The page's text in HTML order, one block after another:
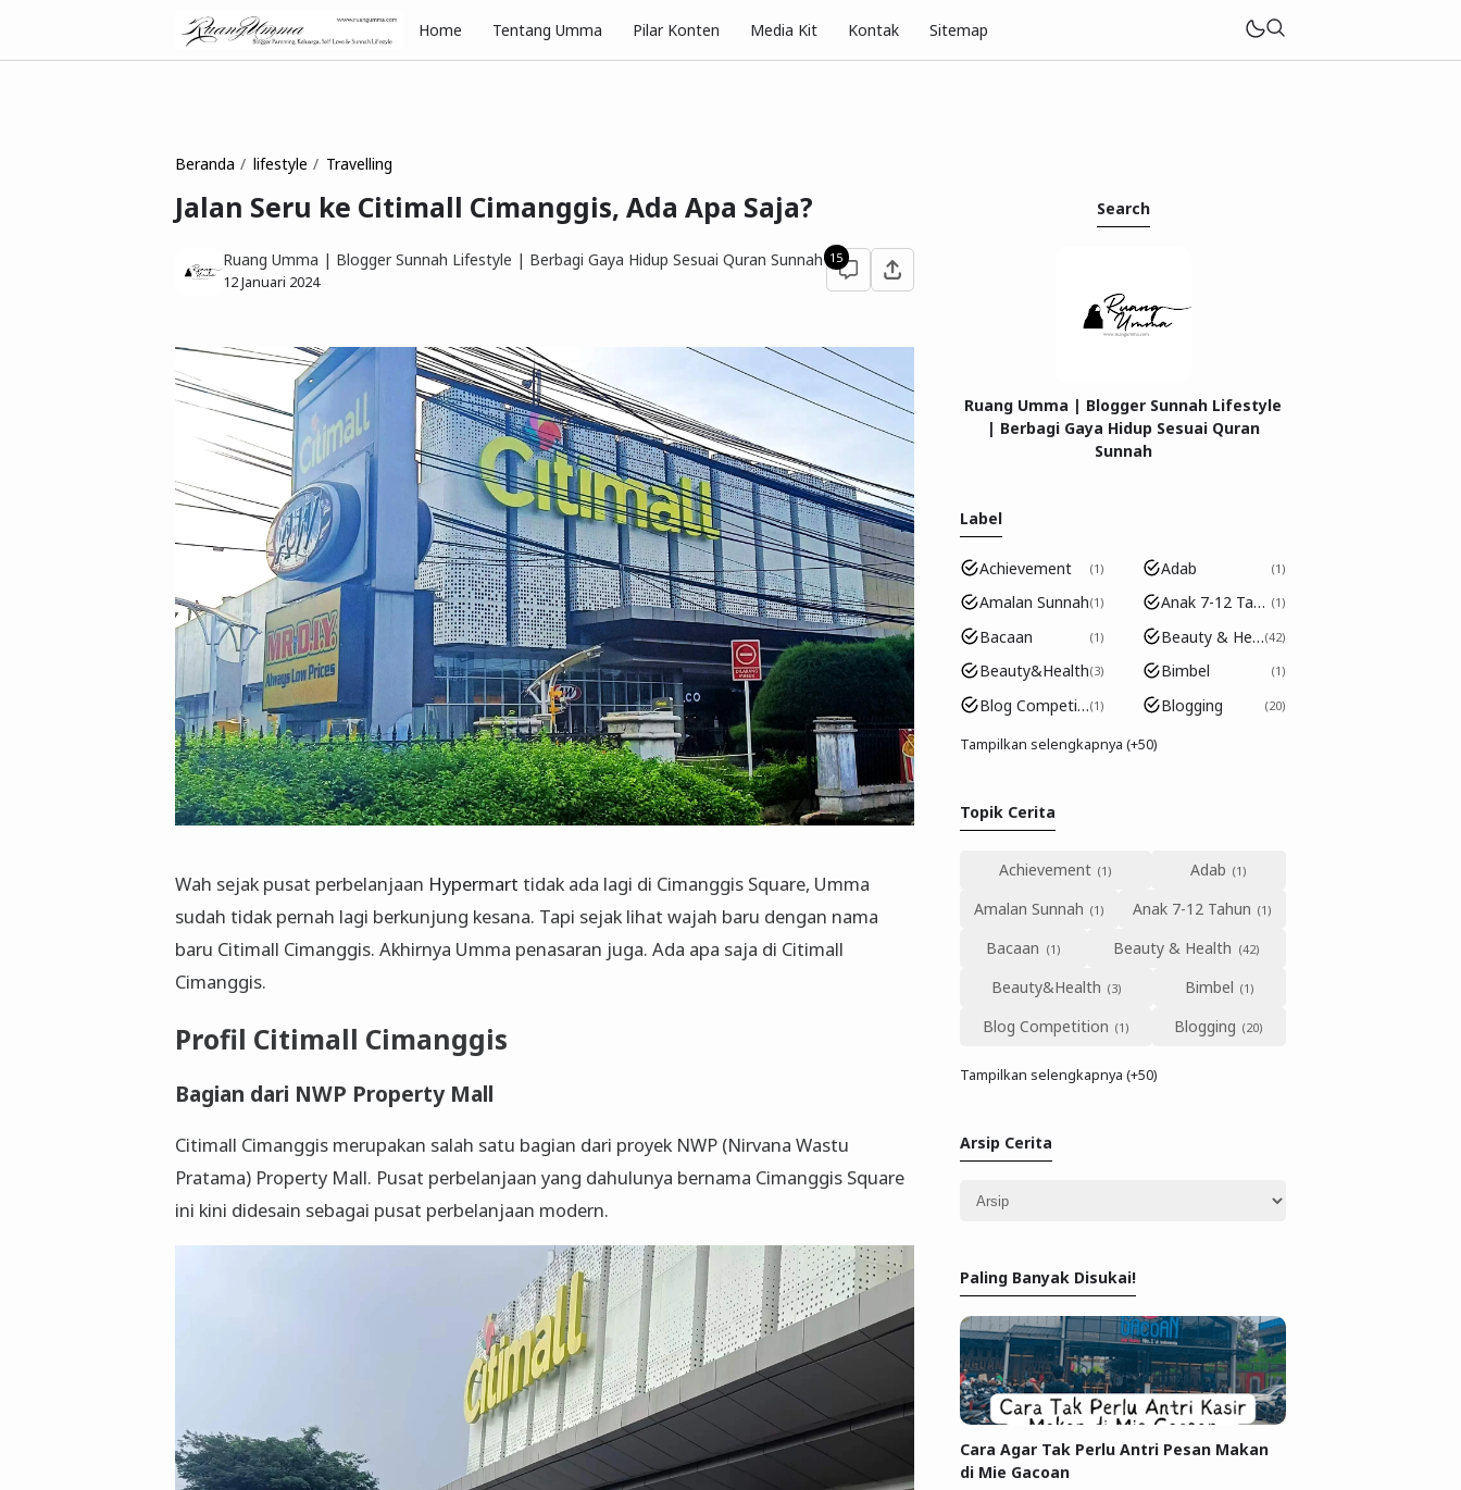
Home Tentang Umma Pilar Konten Media Kit Kontak Sitemap
Beranda lifestyle Travelling
Jalan Seru ke Citimall Cimanggis, Ada Apa Saja?
Ruang Umma | Blogger Sunnah Lifestyle | Berbagi Gaya Hidup Sesuai Quran Sunnah
12 Januari 2024
15
Wah sejak pusat perbelanjaan Hypermart tidak ada lagi di Cimanggis Square, Umma
sudah tidak pernah lagi berkunjung kesana. Tapi sejak lihat wajah baru dengan nama
baru Citimall Cimanggis. Akhirnya Umma penasaran juga. Ada apa saja di Citimall
Cimanggis.
Profil Citimall Cimanggis
Bagian dari NWP Property Mall
Citimall Cimanggis merupakan salah satu bagian dari proyek NWP (Nirvana Wastu
Pratama) Property Mall. Pusat perbelanjaan yang dahulunya bernama Cimanggis Square
ini kini didesain sebagai pusat perbelanjaan modern.
Search
Ruang Umma | Blogger Sunnah Lifestyle
| Berbagi Gaya Hidup Sesuai Quran
Sunnah
Label
Achievement 1 Adab 1
Amalan Sunnah 1 Anak 7-12 Tahun 1
Bacaan 1 Beauty & Health 42
Beauty&Health 3 Bimbel 1
Blog Competition 1 Blogging 20
Tampilkan selengkapnya (+50)
Topik Cerita
Achievement
Adab
Amalan Sunnah
Anak 7-12 Tahun
Bacaan
Beauty & Health
Beauty&Health
Bimbel
Blog Competition
Blogging
Tampilkan selengkapnya (+50)
Arsip Cerita
Paling Banyak Disukai!
Cara Agar Tak Perlu Antri Pesan Makan
di Mie Gacoan